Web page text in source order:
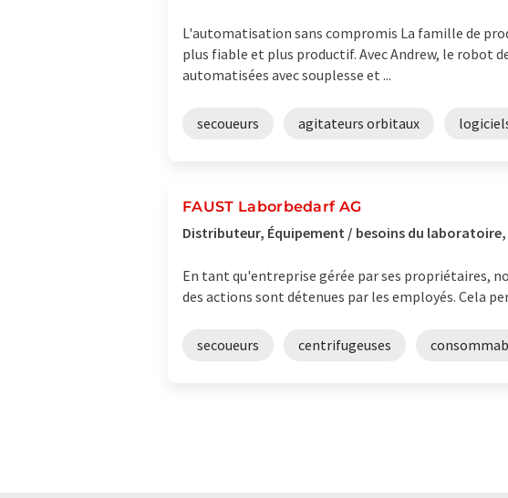
L'automatisation sans compromis La famille de
plus fiable et plus productif. Avec Andrew, le robot
automatisées avec souplesse et ...
secoueurs agitateurs orbitaux
FAUST Laborbedarf AG
Distributeur, Équipement / besoins du laboratoire,
En tant qu'entreprise gérée par ses propriétaires,
des actions sont détenues par les employés. Cela
secoueurs centrifugeuses